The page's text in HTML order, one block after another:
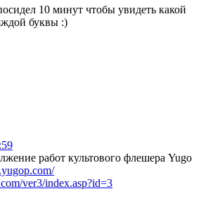
10 минут чтобы увидеть какой
буквы :)
работ культового флешера Yugo
ver3/index.asp?id=3